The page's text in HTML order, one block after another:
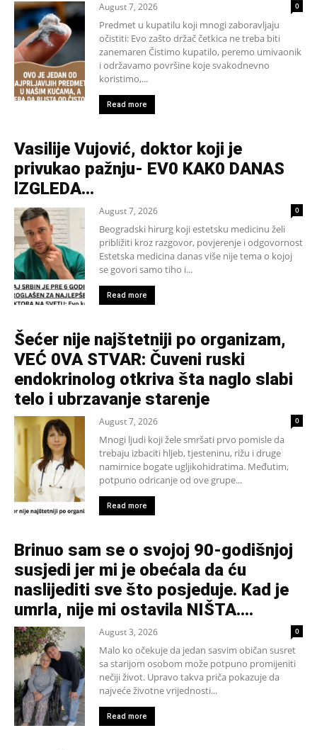
August 7, 2026 0
Predmet u kupatilu koji mnogi zaboravljaju
očistiti: Evo zašto držač četkica ne treba biti
zanemaren Čistimo kupatilo, peremo umivaonik
i održavamo površine koje svakodnevno
koristimo,...
Read more
Vasilije Vujović, doktor koji je
privukao pažnju- EV0 KAK0 DANAS
lZGLEDA…
August 7, 2026 0
Beogradski hirurg koji estetsku medicinu želi
približiti kroz razgovor, povjerenje i odgovornost
Estetska medicina danas više nije tema o kojoj
se govori samo tiho i...
Read more
Šećer nije najštetniji po organizam,
VEĆ 0VA STVAR: Čuveni ruski
endokrinolog otkriva šta naglo slabi
telo i ubrzavanje starenje
August 7, 2026 0
Mnogi ljudi koji žele smršati prvo pomisle da
trebaju izbaciti hljeb, tjesteninu, rižu i druge
namirnice bogate ugljikohidratima. Međutim,
potpuno odricanje od ove grupe...
Read more
Brinuo sam se o svojoj 90-godišnjoj
susjedi jer mi je obećala da ću
naslijediti sve što posjeduje. Kad je
umrla, nije mi ostavila NIŠTA....
August 3, 2026 0
Malo ko očekuje da jedan sasvim običan susret
sa starijom osobom može potpuno promijeniti
nečiji život. Upravo takva priča pokazuje da
najveće životne vrijednosti...
Read more